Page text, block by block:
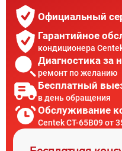
Официальный
Гарантийное
кондиционера
Диагностика за
ремонт по желанию
Бесплатный
в день обращения
Обслуживание
Centek CT-65B09 от